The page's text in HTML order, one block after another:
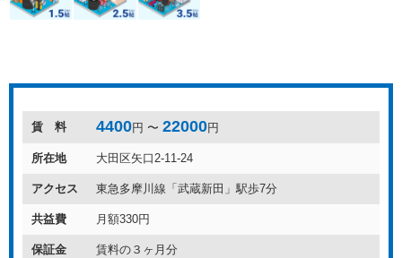
賃 料 4400円 〜 22000円
所在地 大田区矢口2-11-24
アクセス 東急多摩川線「武蔵新田」駅歩7分
共益費 月額330円
保証金 賃料の３ヶ月分